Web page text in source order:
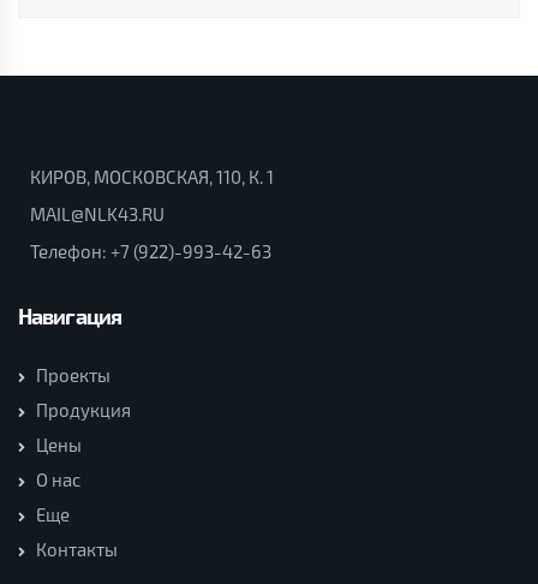
КИРОВ, МОСКОВСКАЯ, 110, К. 1
MAIL@NLK43.RU
Телефон: +7 (922)-993-42-63
Навигация
Проекты
Продукция
Цены
О нас
Еще
Контакты